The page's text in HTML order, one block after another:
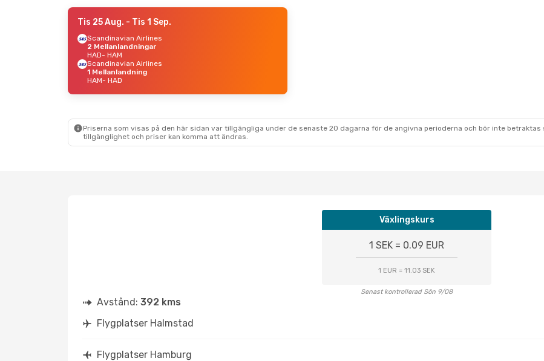
Tis 25 Aug. - Tis 1 Sep.
Scandinavian Airlines
2 Mellanlandningar
HAD- HAM
Scandinavian Airlines
1 Mellanlandning
HAM- HAD
Priserna som visas på den här sidan var tillgängliga under de senaste 20 dagarna för de angivna perioderna och bör inte
tillgänglighet och priser kan komma att ändras.
Växlingskurs
1 SEK = 0.09 EUR
1 EUR = 11.03 SEK
Senast kontrollerad Sön 9/08
Avstånd: 392 kms
Flygplatser Halmstad
Flygplatser Hamburg